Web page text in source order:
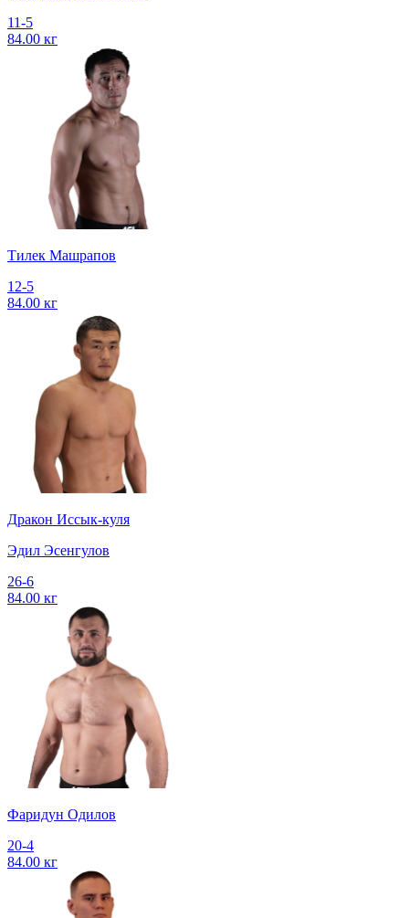
11-5
84.00 кг
Тилек Машрапов
12-5
84.00 кг
Дракон Иссык-куля
Эдил Эсенгулов
26-6
84.00 кг
Фаридун Одилов
20-4
84.00 кг